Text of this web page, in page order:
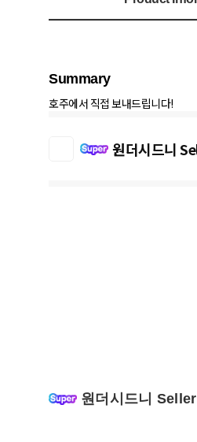
Summary
호주에서 직접 보내드립니다!
원더시드니
원더시드니